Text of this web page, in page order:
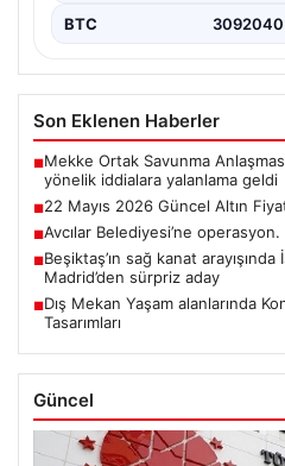
BTC 3092040
Son Eklenen Haberler
■Mekke Ortak Savunma
yönelik iddialara yalanlama geldi
■22 Mayıs 2026 Güncel Altın
■Avcılar Belediyesi’ne operasyon.
■Beşiktaş’ın sağ kanat
Madrid’den sürpriz aday
■Dış Mekan Yaşam alanlarında
Tasarımları
Güncel